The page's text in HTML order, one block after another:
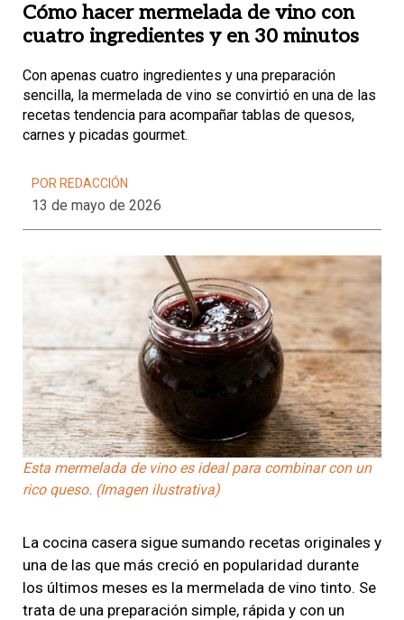
Cómo hacer mermelada de vino con
cuatro ingredientes y en 30 minutos
Con apenas cuatro ingredientes y una preparación
sencilla, la mermelada de vino se convirtió en una de las
recetas tendencia para acompañar tablas de quesos,
carnes y picadas gourmet.
POR REDACCIÓN
13 de mayo de 2026
Esta mermelada de vino es ideal para combinar con un
rico queso. (Imagen ilustrativa)
La cocina casera sigue sumando recetas originales y
una de las que más creció en popularidad durante
los últimos meses es la mermelada de vino tinto. Se
trata de una preparación simple, rápida y con un